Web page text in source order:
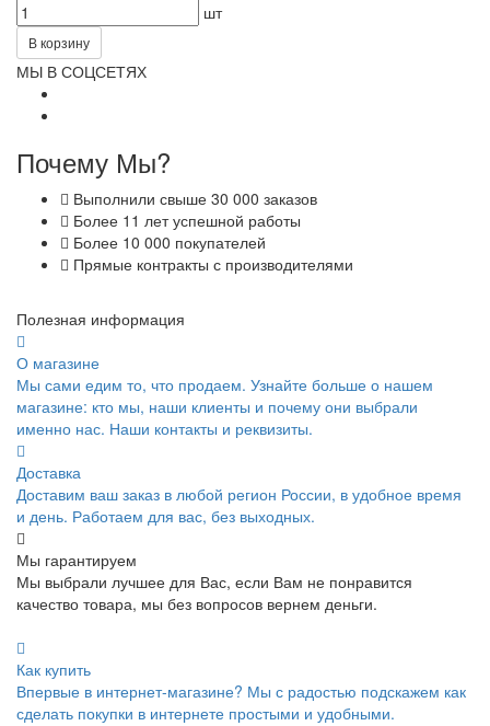
шт
В корзину
МЫ В СОЦСЕТЯХ
Почему Мы?
Выполнили свыше 30 000 заказов
Более 11 лет успешной работы
Более 10 000 покупателей
Прямые контракты с производителями
Полезная информация
О магазине
Мы сами едим то, что продаем. Узнайте больше о нашем
магазине: кто мы, наши клиенты и почему они выбрали
именно нас. Наши контакты и реквизиты.
Доставка
Доставим ваш заказ в любой регион России, в удобное время
и день. Работаем для вас, без выходных.
Мы гарантируем
Мы выбрали лучшее для Вас, если Вам не понравится
качество товара, мы без вопросов вернем деньги.
Как купить
Впервые в интернет-магазине? Мы с радостью подскажем как
сделать покупки в интернете простыми и удобными.